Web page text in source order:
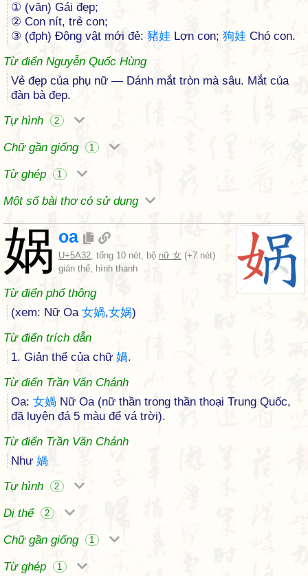
① (văn) Gái đẹp;
② Con nít, trẻ con;
③ (đph) Động vật mới đẻ: 豬娃 Lợn con; 狗娃 Chó con.
Từ điển Nguyễn Quốc Hùng
Vẻ đẹp của phụ nữ — Dánh mắt tròn mà sâu. Mắt của
đàn bà đẹp.
Tự hình
2
Chữ gần giống 1
Từ ghép 1
Một số bài thơ có sử dụng
娲 oa
U+5A32, tổng 10 nét, bộ nữ 女 (+7 nét)
giản thể, hình thanh
Từ điển phổ thông
(xem: Nữ Oa 女媧,女娲)
Từ điển trích dẫn
1. Giản thể của chữ 媧.
Từ điển Trần Văn Chánh
Oa: 女媧 Nữ Oa (nữ thần trong thần thoại Trung Quốc,
đã luyện đá 5 màu để vá trời).
Từ điển Trần Văn Chánh
Như 媧
Tự hình
2
Dị thể 2
Chữ gần giống 1
Từ ghép 1